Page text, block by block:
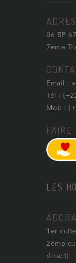
06 BP
7ème
Email :
Tél :
Mob :
FAIRE
LES
1er
2ème
direct)